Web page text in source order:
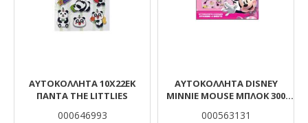
ΑΥΤΟΚΟΛΛΗΤΑ 10X22EK
ΠΑΝΤΑ THE LITTLIES
000646993
ΑΥΤΟΚΌΛΛΗΤΑ DISNEY
MINNIE MOUSE ΜΠΛΟΚ 300
000563131